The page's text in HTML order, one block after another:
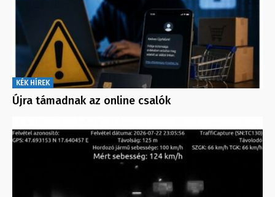
KÉK HÍREK
Újra támadnak az online csalók